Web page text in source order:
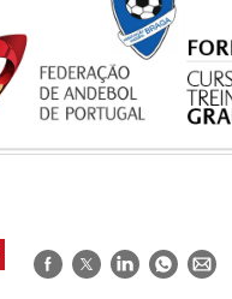
Facebook
TwitterLinkedInWhatsApp
E-